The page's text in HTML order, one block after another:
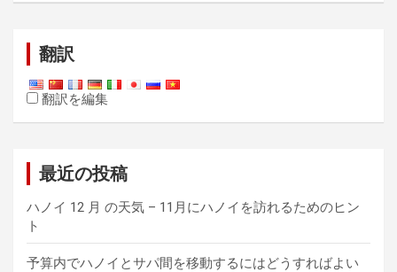
ビ
ゲ
ー
シ
ョ
ン
翻訳
翻訳を編集
最近の投稿
ハノイ 12 月 の天気 – 11月にハノイを訪れるためのヒン
ト
予算内でハノイとサパ間を移動するにはどうすればよい